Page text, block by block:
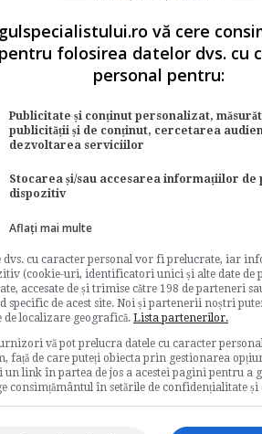
vă cere
pentru folosirea datelor dvs. cu
personal pentru:
Publicitate și conținut personalizat,
publicității și de conținut, cercetarea
dezvoltarea serviciilor
Stocarea și/sau accesarea informațiilor de
dispozitiv
Aflați mai multe
dvs. cu caracter personal vor fi prelucrate, iar
(cookie-uri, identificatori unici și alte date de
accesate de și trimise către 198 de parteneri
specific de acest site. Noi și partenerii noștri
de localizare geografică. Lista partenerilor.
vă pot prelucra datele cu caracter
față de care puteți obiecta prin gestionarea
un link în partea de jos a acestei pagini pentru a
consimțământul în setările de confidențialitate